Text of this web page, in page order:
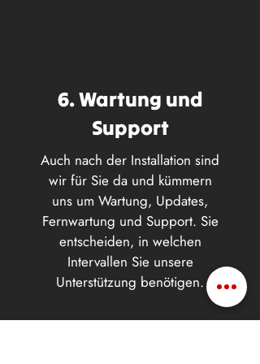
6. Wartung und
Support
Auch nach der Installation sind
wir für Sie da und kümmern
uns um Wartung, Updates,
Fernwartung und Support. Sie
entscheiden, in welchen
Intervallen Sie unsere
Unterstützung benötigen.